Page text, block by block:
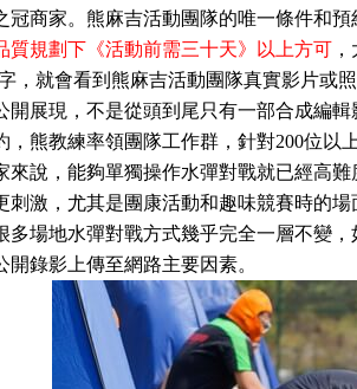
冠商家。熊麻吉活動團隊的唯一條件和
質規劃下 《活動前需三十天》 以上方可
，就會看到熊麻吉活動團隊真實影片或
開展現，不是從頭到尾只有一部合成編
，熊教練率領團隊工作群，針對200位以
來說，能夠單獨操作水彈對戰就已經高
刺激，尤其是團康活動和趣味競賽時的
多場地水彈對戰方式幾乎完全一層不變
開錄影上傳至網路主要因素。